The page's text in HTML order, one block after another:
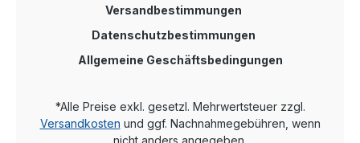
Versandbestimmungen
Datenschutzbestimmungen
Allgemeine Geschäftsbedingungen
*Alle Preise exkl. gesetzl. Mehrwertsteuer zzgl.
Versandkosten und ggf. Nachnahmegebühren, wenn